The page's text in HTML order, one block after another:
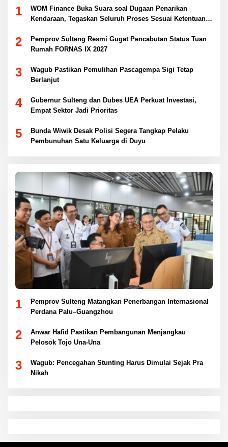
1
WOM Finance Buka Suara soal Dugaan Penarikan
Kendaraan, Tegaskan Seluruh Proses Sesuai Ketentuan
2
Pemprov Sulteng Resmi Gugat Pencabutan Status Tuan
Rumah FORNAS IX 2027
3
Wagub Pastikan Pemulihan Pascagempa Sigi Tetap
Berlanjut
4
Gubernur Sulteng dan Dubes UEA Perkuat Investasi,
Empat Sektor Jadi Prioritas
5
Bunda Wiwik Desak Polisi Segera Tangkap Pelaku
Pembunuhan Satu Keluarga di Duyu
1
Pemprov Sulteng Matangkan Penerbangan Internasional
Perdana Palu–Guangzhou
2
Anwar Hafid Pastikan Pembangunan Menjangkau
Pelosok Tojo Una-Una
3
Wagub: Pencegahan Stunting Harus Dimulai Sejak Pra
Nikah